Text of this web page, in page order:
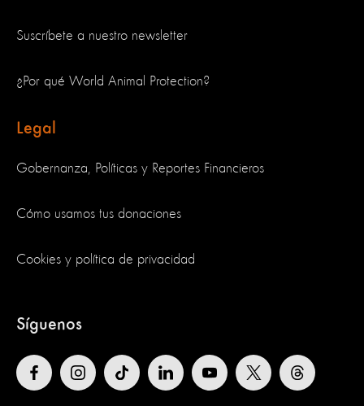
Suscríbete a nuestro newsletter
¿Por qué World Animal Protection?
Legal
Gobernanza, Políticas y Reportes Financieros
Cómo usamos tus donaciones
Cookies y política de privacidad
Síguenos